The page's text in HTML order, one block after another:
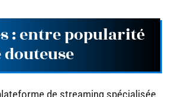
: entre popularité
de streaming spécialisée